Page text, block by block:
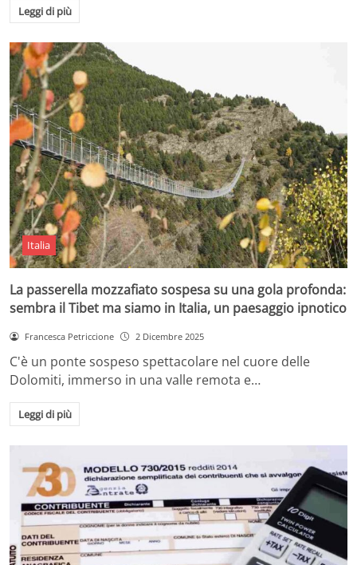
Leggi di più
Italia
La passerella mozzafiato sospesa su una gola profonda:
sembra il Tibet ma siamo in Italia, un paesaggio ipnotico
Francesca Petriccione 2 Dicembre 2025
C'è un ponte sospeso spettacolare nel cuore delle
Dolomiti, immerso in una valle remota e…
Leggi di più